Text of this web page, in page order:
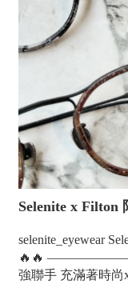
Selenite x Filton
selenite_eyewear
🔥🔥
強聯手 充滿著時尚